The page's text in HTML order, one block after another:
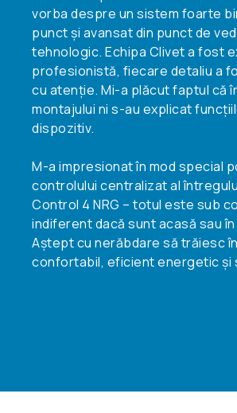
vorba despre un sistem foarte
punct și avansat din punct de
tehnologic. Echipa Clivet a fost
profesionistă, fiecare detaliu a
cu atenție. Mi-a plăcut faptul că
montajului ni s-au explicat
dispozitiv.
M-a impresionat în mod special
controlului centralizat al
Control 4 NRG – totul este sub
indiferent dacă sunt acasă sau
Aștept cu nerăbdare să trăiesc
confortabil, eficient energetic și